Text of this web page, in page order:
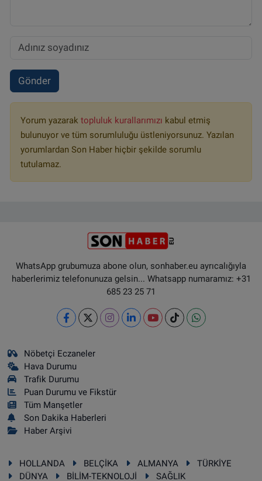
Gönder
Yorum yazarak topluluk kurallarımızı kabul etmiş
bulunuyor ve tüm sorumluluğu üstleniyorsunuz. Yazılan
yorumlardan Son Haber hiçbir şekilde sorumlu
tutulamaz.
WhatsApp grubumuza abone olun, sonhaber.eu ayrıcalığıyla
haberlerimiz telefonunuza gelsin... Whatsapp numaramız: +31
685 23 25 71
Nöbetçi Eczaneler
Hava Durumu
Trafik Durumu
Puan Durumu ve Fikstür
Tüm Manşetler
Son Dakika Haberleri
Haber Arşivi
HOLLANDA BELÇİKA ALMANYA
TÜRKİYE
DÜNYA
BİLİM-TEKNOLOJİ SAĞLIK